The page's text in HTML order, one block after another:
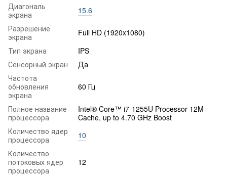
Диагональ
экрана
15.6
Разрешение
экрана
Full HD (1920x1080)
Тип экрана
IPS
Сенсорный экран
Да
Частота
обновления
экрана
60 Гц
Полное название
процессора
Intel® Core™ i7-1255U Processor 12M
Cache, up to 4.70 GHz Boost
Количество ядер
процессора
10
Количество
потоковых ядер
процессора
12